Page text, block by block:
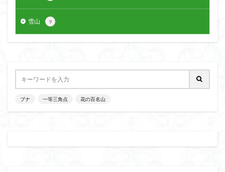
雪山 9
ブナ 一等三角点 花の百名山